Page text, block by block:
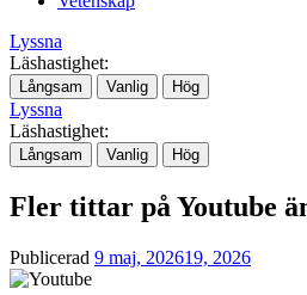
Lyssna
Läshastighet:
Långsam Vanlig Hög
Lyssna
Läshastighet:
Långsam Vanlig Hög
Fler tittar på Youtube
Publicerad 9 maj, 202619, 2026